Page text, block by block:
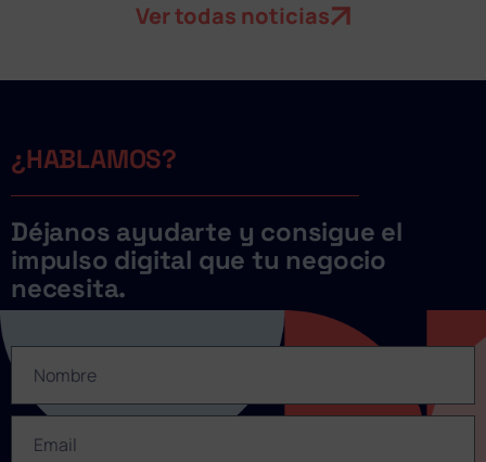
Ver todas noticias
¿HABLAMOS?
Déjanos ayudarte y consigue el
impulso digital que tu negocio
necesita.